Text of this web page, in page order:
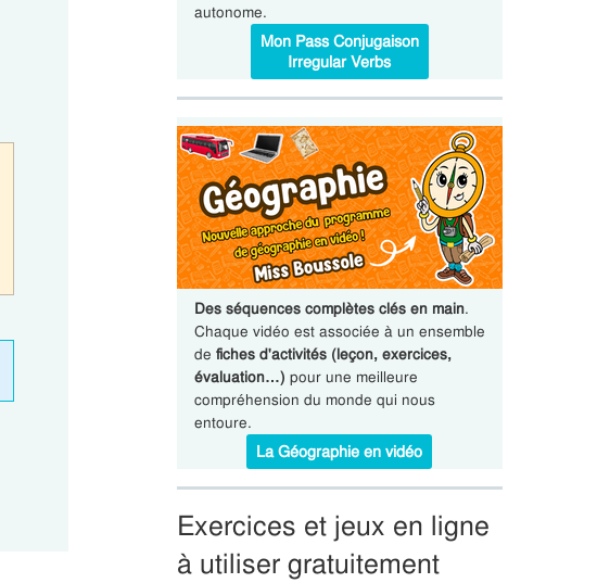
autonome.
Mon Pass Conjugaison
Irregular Verbs
Des séquences complètes clés en main.
Chaque vidéo est associée à un ensemble
de fiches d'activités (leçon, exercices,
évaluation…) pour une meilleure
compréhension du monde qui nous
entoure.
La Géographie en vidéo
Exercices et jeux en ligne
à utiliser gratuitement